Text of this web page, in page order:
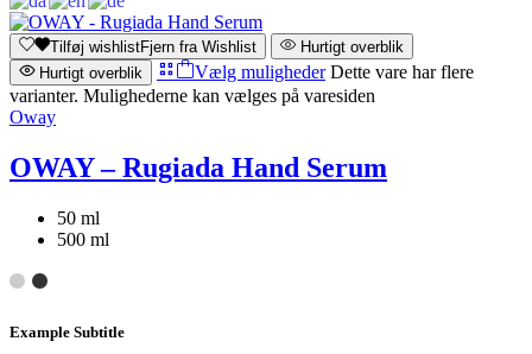
Tilføj wishlistFjern fra Wishlist
Hurtigt overblik
Hurtigt overblik
Vælg muligheder Dette vare har flere
varianter. Mulighederne kan vælges på varesiden
Oway
OWAY – Rugiada Hand Serum
50 ml
500 ml
Example Subtitle